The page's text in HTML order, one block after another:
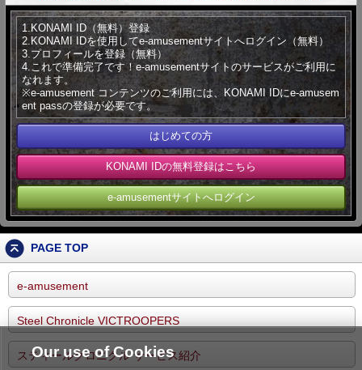
1.KONAMI ID（無料）登録
2.KONAMI IDを使用してe-amusementサイトへログイン（無料）
3.プロフィールを登録（無料）
4.これで準備完了です！e-amusementサイトのサービスがご利用に
なれます。
※e-amusement コンテンツのご利用には、KONAMI IDにe-amusem
ent passの登録が必要です。
はじめての方
KONAMI IDの無料登録はこちら
e-amusementサイトへログイン
PAGE TOP
e-amusement
Steel Chronicle VICTROOPERS
スティールクロニクル サービス紹介
Our use of Cookies